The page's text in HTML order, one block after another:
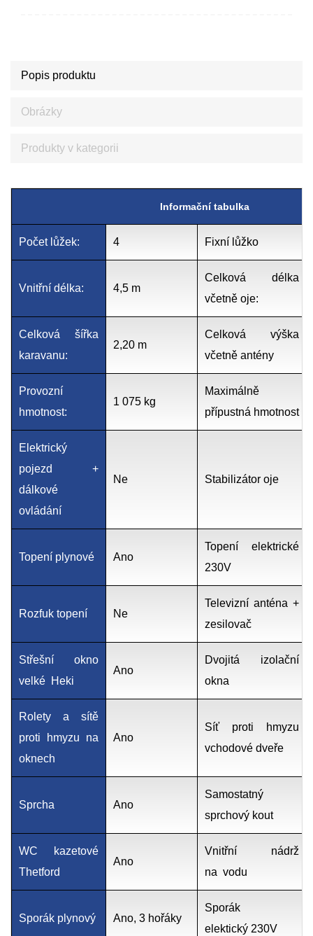
Popis produktu
Obrázky
Produkty v kategorii
Informační tabulka
Počet lůžek: 4 Fixní lůžko
Vnitřní délka: 4,5 m
Celková délka
včetně oje:
Celková šířka
karavanu:
2,20 m
Celková výška
včetně antény
Provozní
hmotnost:
1 075 kg
Maximálně
přípustná hmotnost
Elektrický
pojezd +
dálkové
ovládání
Ne Stabilizátor oje
Topení plynové Ano
Topení elektrické
230V
Rozfuk topení Ne
Televizní anténa +
zesilovač
Střešní okno
velké Heki
Ano
Dvojitá izolační
okna
Rolety a sítě
proti hmyzu na
oknech
Ano
Síť proti hmyzu
vchodové dveře
Sprcha Ano
Samostatný
sprchový kout
WC kazetové
Thetford
Ano
Vnitřní nádrž
na vodu
Sporák plynový Ano, 3 hořáky
Sporák
elektický 230V